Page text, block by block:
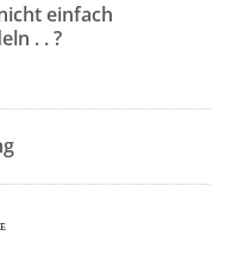
einfach
. . ?